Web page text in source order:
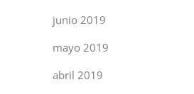
junio 2019
mayo 2019
abril 2019